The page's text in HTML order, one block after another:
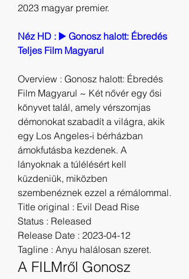
2023 magyar premier.
Néz HD : ▶️ Gonosz halott: Ébredés
Teljes Film Magyarul
Overview : Gonosz halott: Ébredés
Film Magyarul ~ Két nővér egy ősi
könyvet talál, amely vérszomjas
démonokat szabadít a világra, akik
egy Los Angeles-i bérházban
ámokfutásba kezdenek. A
lányoknak a túlélésért kell
küzdeniük, miközben
szembenéznek ezzel a rémálommal.
Title original : Evil Dead Rise
Status : Released
Release Date : 2023-04-12
Tagline : Anyu halálosan szeret.
A FILMről Gonosz